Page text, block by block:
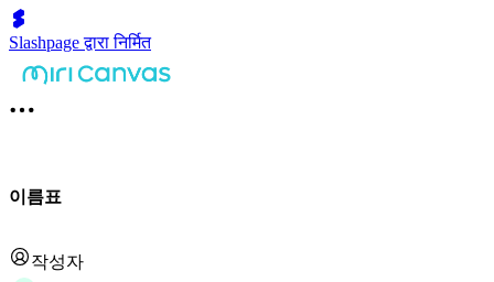
Slashpage द्वारा निर्मित
이름표
작성자